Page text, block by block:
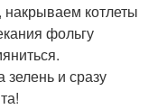
накрываем котлеты
фольгу
и сразу